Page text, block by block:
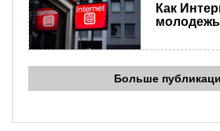
Как
Больше